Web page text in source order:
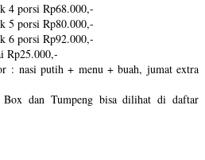
4 porsi Rp68.000,-
5 porsi Rp80.000,-
6 porsi Rp92.000,-
Rp25.000,-
: nasi putih + menu + buah, jumat extra
Box dan Tumpeng bisa dilihat di daftar